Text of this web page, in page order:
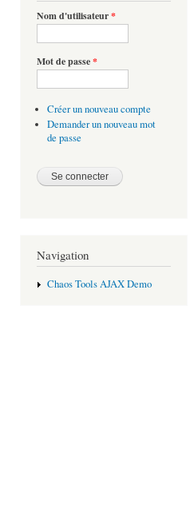
Nom d'utilisateur*
Mot de passe*
Créer un nouveau compte
Demander un nouveau mot
de passe
Navigation
Chaos Tools AJAX Demo